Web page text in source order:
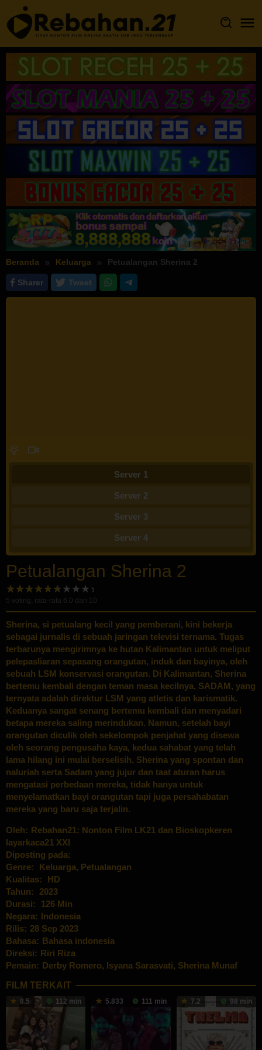
Loncat
ke
konten
Beranda Keluarga Petualangan Sherina 2
Sharer Tweet
Server 1
Server 2
Server 3
Server 4
Petualangan Sherina 2
5 voting, rata-rata 6.0 dari 10
Sherina, si petualang kecil yang pemberani, kini bekerja
sebagai jurnalis di sebuah jaringan televisi ternama. Tugas
terbarunya mengirimnya ke hutan Kalimantan untuk meliput
pelepasliaran sepasang orangutan, induk dan bayinya, oleh
sebuah LSM konservasi orangutan. Di Kalimantan, Sherina
bertemu kembali dengan teman masa kecilnya, SADAM, yang
ternyata adalah direktur LSM yang atletis dan karismatik.
Keduanya sangat senang bertemu kembali dan menyadari
betapa mereka saling merindukan. Namun, setelah bayi
orangutan diculik oleh sekelompok penjahat yang disewa
oleh seorang pengusaha kaya, kedua sahabat yang telah
lama hilang ini mulai berselisih. Sherina yang spontan dan
naluriah serta Sadam yang jujur dan taat aturan harus
mengatasi perbedaan mereka, tidak hanya untuk
menyelamatkan bayi orangutan tapi juga persahabatan
mereka yang baru saja terjalin.
Oleh: Rebahan21: Nonton Film LK21 dan Bioskopkeren
layarkaca21 XXI
Diposting pada:
Genre:
Keluarga, Petualangan
Kualitas:
HD
Tahun:
2023
Durasi:
126 Min
Negara: Indonesia
Rilis: 28 Sep 2023
Bahasa: Bahasa indonesia
Direksi: Riri Riza
Pemain: Derby Romero, Isyana Sarasvati, Sherina Munaf
FILM TERKAIT
8.5 112 min 5.833 111 min 7.2 98 min